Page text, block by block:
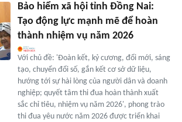
Bảo hiểm xã hội tỉnh Đồng Nai:
Tạo động lực mạnh mẽ để hoàn
thành nhiệm vụ năm 2026
Với chủ đề: 'Đoàn kết, kỷ cương, đổi mới, sáng
tạo, chuyển đổi số, gắn kết cơ sở dữ liệu,
hướng tới sự hài lòng của người dân và doanh
nghiệp; quyết tâm thi đua hoàn thành xuất
sắc chỉ tiêu, nhiệm vụ năm 2026', phong trào
thi đua yêu nước năm 2026 được triển khai